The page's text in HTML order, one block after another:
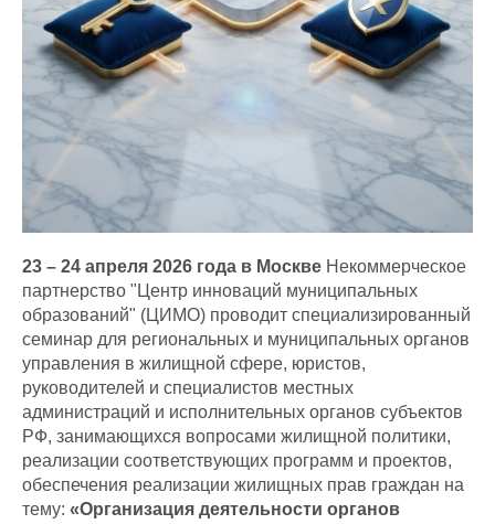
23 – 24 апреля 2026 года в Москве Некоммерческое
партнерство "Центр инноваций муниципальных
образований" (ЦИМО) проводит специализированный
семинар для региональных и муниципальных органов
управления в жилищной сфере, юристов,
руководителей и специалистов местных
администраций и исполнительных органов субъектов
РФ, занимающихся вопросами жилищной политики,
реализации соответствующих программ и проектов,
обеспечения реализации жилищных прав граждан на
тему: «Организация деятельности органов